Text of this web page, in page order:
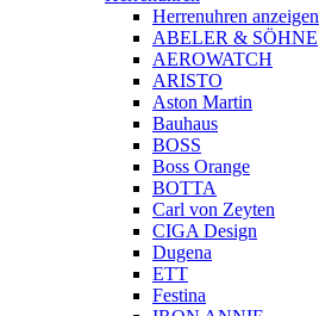
Herrenuhren anzeigen
ABELER & SÖHNE
AEROWATCH
ARISTO
Aston Martin
Bauhaus
BOSS
Boss Orange
BOTTA
Carl von Zeyten
CIGA Design
Dugena
ETT
Festina